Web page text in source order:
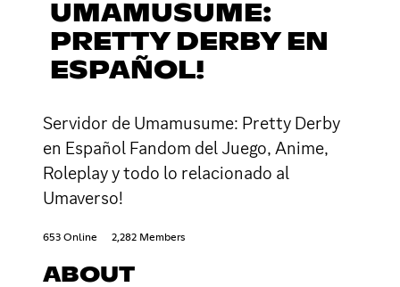
UMAMUSUME:
PRETTY DERBY EN
ESPAÑOL!
Servidor de Umamusume: Pretty Derby
en Español Fandom del Juego, Anime,
Roleplay y todo lo relacionado al
Umaverso!
653 Online 2,282 Members
ABOUT